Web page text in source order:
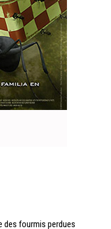
des fourmis perdues